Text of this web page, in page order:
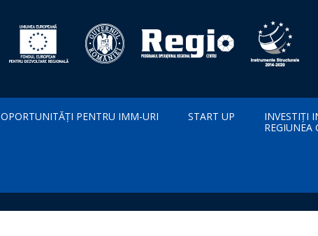
OPORTUNITĂȚI PENTRU IMM-URI START UP
INVESTIȚI
REGIUNEA